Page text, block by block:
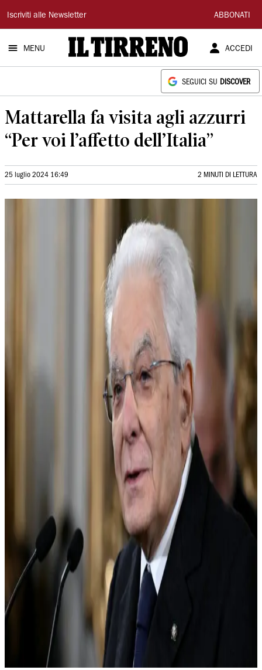
Il
Tirreno
Iscriviti alle Newsletter ABBONATI
MENU ACCEDI
SEGUICI SU DISCOVER
Mattarella fa visita agli azzurri
“Per voi l’affetto dell’Italia”
25 luglio 2024 16:49 2 MINUTI DI LETTURA